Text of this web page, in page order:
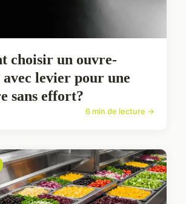
choisir un ouvre-
levier pour une
sans effort?
6 min de lecture →